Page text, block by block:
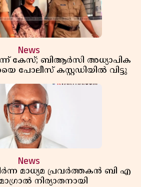
News
കേസ്; ബിആർസി അധ്യാപിക
പോലീസ് കസ്റ്റഡിയിൽ വിട്ടു
News
മാധ്യമ പ്രവർത്തകൻ ബി എ
നിര്യാതനായി